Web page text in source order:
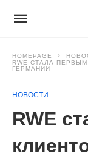
HOMEPAGE
RWE СТАЛА
ГЕРМАНИИ
НОВОСТИ
RWE